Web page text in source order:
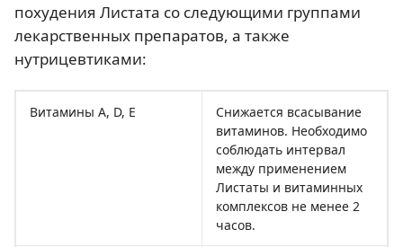
похудения Листата со следующими группами
лекарственных препаратов, а также
нутрицевтиками:
Витамины А, D, Е
Снижается всасывание
витаминов. Необходимо
соблюдать интервал
между применением
Листаты и витаминных
комплексов не менее 2
часов.